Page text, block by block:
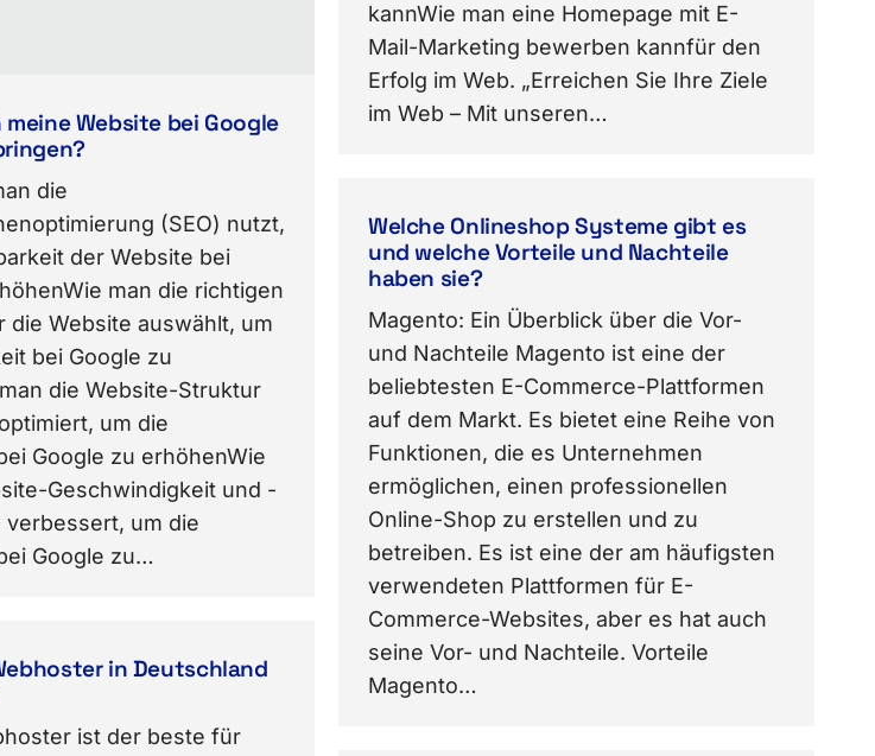
Website bei Google
die
(SEO) nutzt,
der Website bei
man die richtigen
die Website auswählt, um
bei Google zu
die Website-Struktur
um die
Google zu erhöhenWie
Geschwindigkeit und -
verbessert, um die
Google zu…
kannWie man eine Homepage mit E-
Mail-Marketing bewerben kannfür den
Erfolg im Web. „Erreichen Sie Ihre Ziele
im Web – Mit unseren…
Welche Onlineshop Systeme gibt es
und welche Vorteile und Nachteile
haben sie?
Magento: Ein Überblick über die Vor-
und Nachteile Magento ist eine der
beliebtesten E-Commerce-Plattformen
auf dem Markt. Es bietet eine Reihe von
Funktionen, die es Unternehmen
ermöglichen, einen professionellen
Online-Shop zu erstellen und zu
betreiben. Es ist eine der am häufigsten
verwendeten Plattformen für E-
Commerce-Websites, aber es hat auch
seine Vor- und Nachteile. Vorteile
Magento…
in Deutschland
ist der beste für